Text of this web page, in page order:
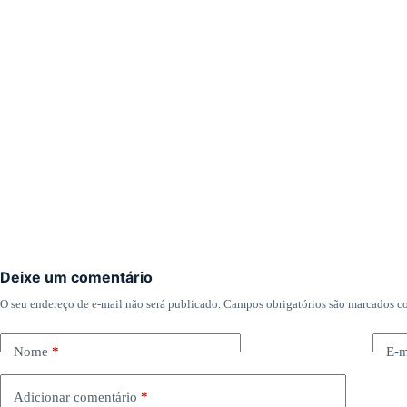
Deixe um comentário
O seu endereço de e-mail não será publicado. Campos obrigatórios são marcados
Nome* E-
Adicionar comentário *